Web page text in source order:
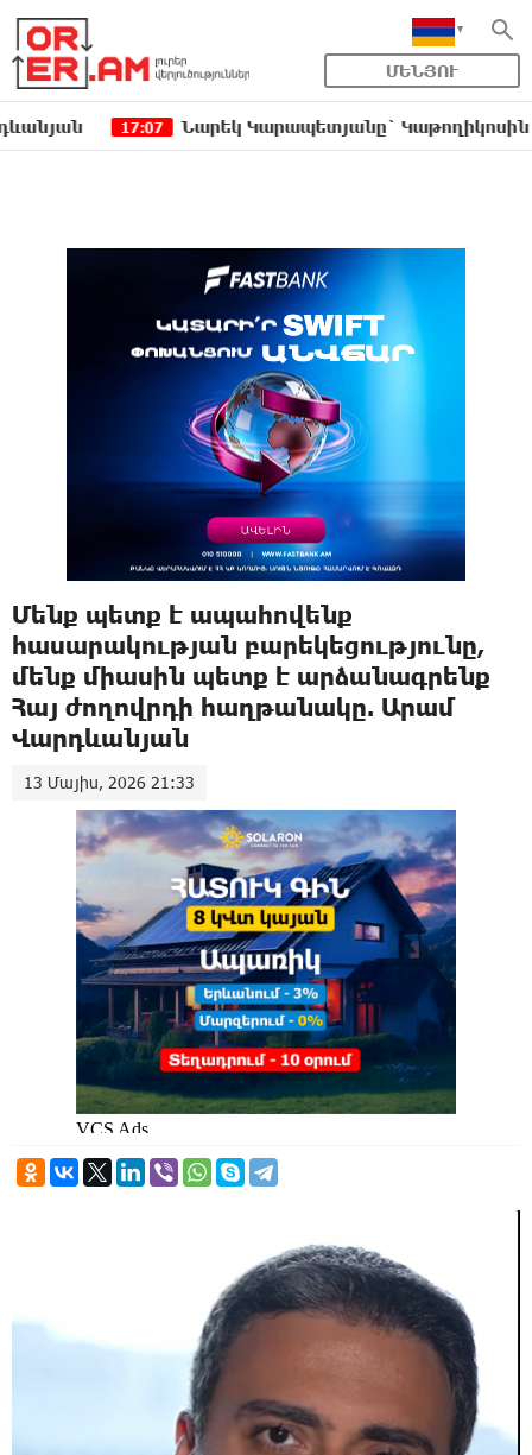
ՄԵՆՅՈՒ
17:07 Նարեկ Կարապետյանը` Կաթողիկոսին
Մենք պետք է ապահովենք
հասարակության բարեկեցությունը,
մենք միասին պետք է արձանագրենք
Հայ ժողովրդի հաղթանակը. Արամ
Վարդևանյան
13 Մայիս, 2026 21:33